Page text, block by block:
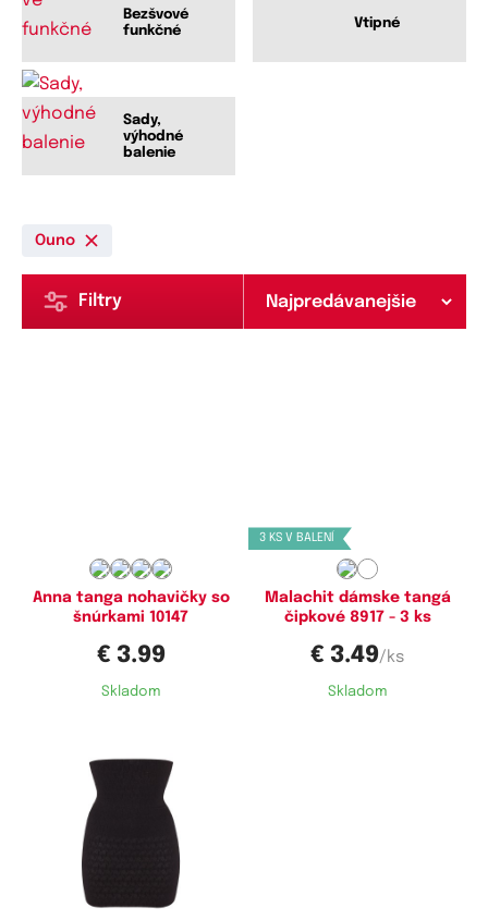
Bezšvové
funkčné
Vtipné
Sady,
výhodné
balenie
Ouno
Filtry
Anna tanga nohavičky so
šnúrkami 10147
€ 3.99
Skladom
3 KS V BALENÍ
Malachit dámske tangá
čipkové 8917 - 3 ks
€ 3.49/ks
Skladom
Dostupné velikosti: